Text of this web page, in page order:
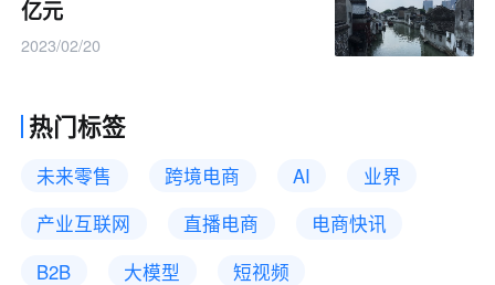
亿元
2023/02/20
热门标签
未来零售 跨境电商 AI
业界
产业互联网
直播电商
电商快讯
B2B
大模型 短视频